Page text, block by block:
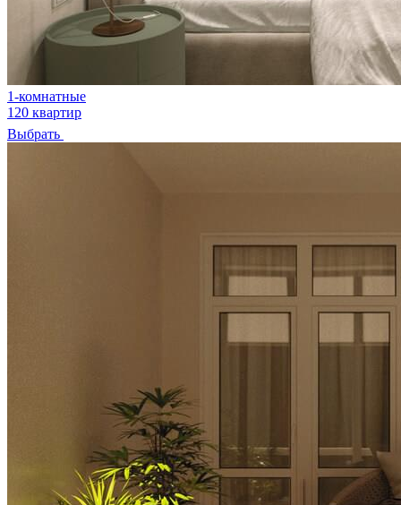
1-комнатные
120 квартир
Выбрать